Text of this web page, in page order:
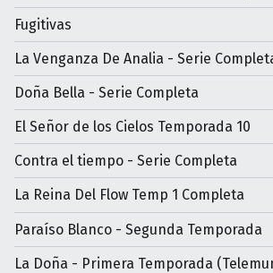
Fugitivas
La Venganza De Analia - Serie
Doña Bella - Serie Completa
El Señor de los Cielos Temporada 10
Contra el tiempo - Serie Completa
La Reina Del Flow Temp 1 Completa
Paraíso Blanco - Segunda Temporada
La Doña - Primera Temporada